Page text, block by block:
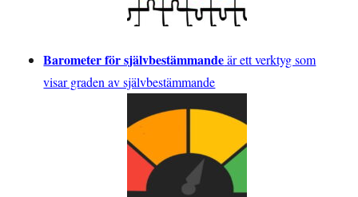
Barometer för självbestämmandeär ett verktyg som
visar graden av självbestämmande